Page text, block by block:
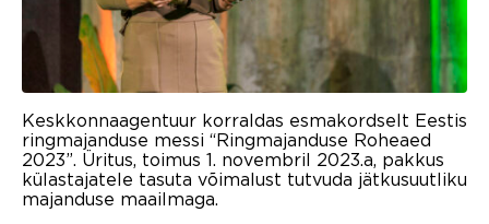
Keskkonnaagentuur korraldas esmakordselt Eestis
ringmajanduse messi “Ringmajanduse Roheaed
2023”. Üritus, toimus 1. novembril 2023.a, pakkus
külastajatele tasuta võimalust tutvuda jätkusuutliku
majanduse maailmaga.